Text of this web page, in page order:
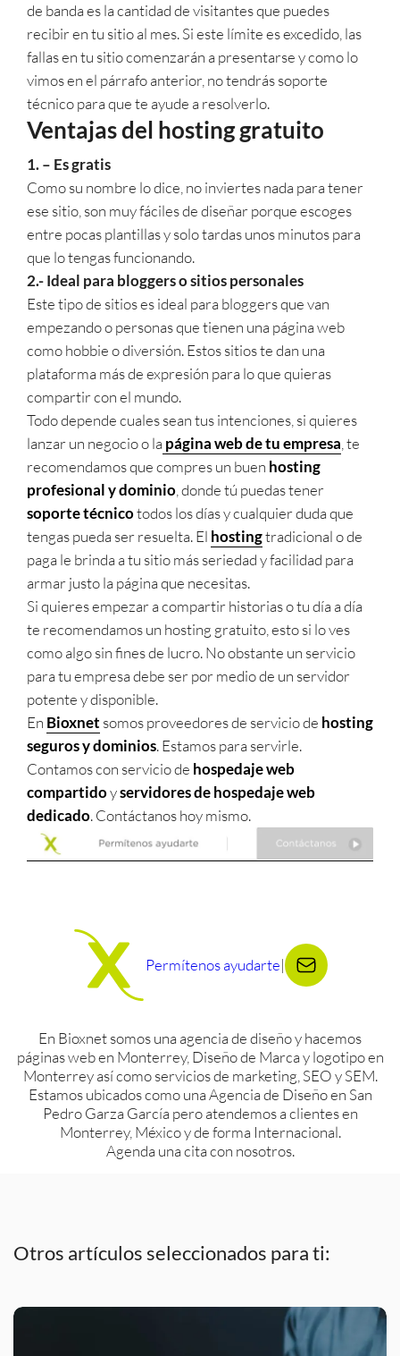
de banda es la cantidad de visitantes que puedes
recibir en tu sitio al mes. Si este límite es excedido, las
fallas en tu sitio comenzarán a presentarse y como lo
vimos en el párrafo anterior, no tendrás soporte
técnico para que te ayude a resolverlo.
Ventajas del hosting gratuito
1. – Es gratis
Como su nombre lo dice, no inviertes nada para tener
ese sitio, son muy fáciles de diseñar porque escoges
entre pocas plantillas y solo tardas unos minutos para
que lo tengas funcionando.
2.- Ideal para bloggers o sitios personales
Este tipo de sitios es ideal para bloggers que van
empezando o personas que tienen una página web
como hobbie o diversión. Estos sitios te dan una
plataforma más de expresión para lo que quieras
compartir con el mundo.
Todo depende cuales sean tus intenciones, si quieres
lanzar un negocio o la página web de tu empresa , te
recomendamos que compres un buen hosting
profesional y dominio , donde tú puedas tener
soporte técnicotodos los días y cualquier duda que
tengas pueda ser resuelta. El hostingtradicional o de
paga le brinda a tu sitio más seriedad y facilidad para
armar justo la página que necesitas.
Si quieres empezar a compartir historias o tu día a día
te recomendamos un hosting gratuito, esto si lo ves
como algo sin fines de lucro. No obstante un servicio
para tu empresa debe ser por medio de un servidor
potente y disponible.
En Bioxnet somos proveedores de servicio de hosting
seguros y dominios. Estamos para servirle.
Contamos con servicio de hospedaje web
compartidoyservidores de hospedaje web
dedicado. Contáctanos hoy mismo.
Permítenos ayudarte|
En Bioxnet somos una agencia de diseño y hacemos
páginas web en Monterrey, Diseño de Marca y logotipo en
Monterrey así como servicios de marketing, SEO y SEM.
Estamos ubicados como una Agencia de Diseño en San
Pedro Garza García pero atendemos a clientes en
Monterrey, México y de forma Internacional.
Agenda una cita con nosotros.
Otros artículos seleccionados para ti: